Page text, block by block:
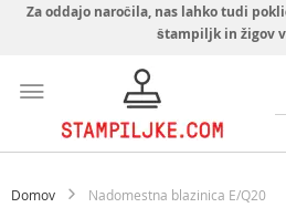
Za oddajo naročila, nas lahko tudi
štampiljk in žigov
Domov Nadomestna blazinica E/Q20